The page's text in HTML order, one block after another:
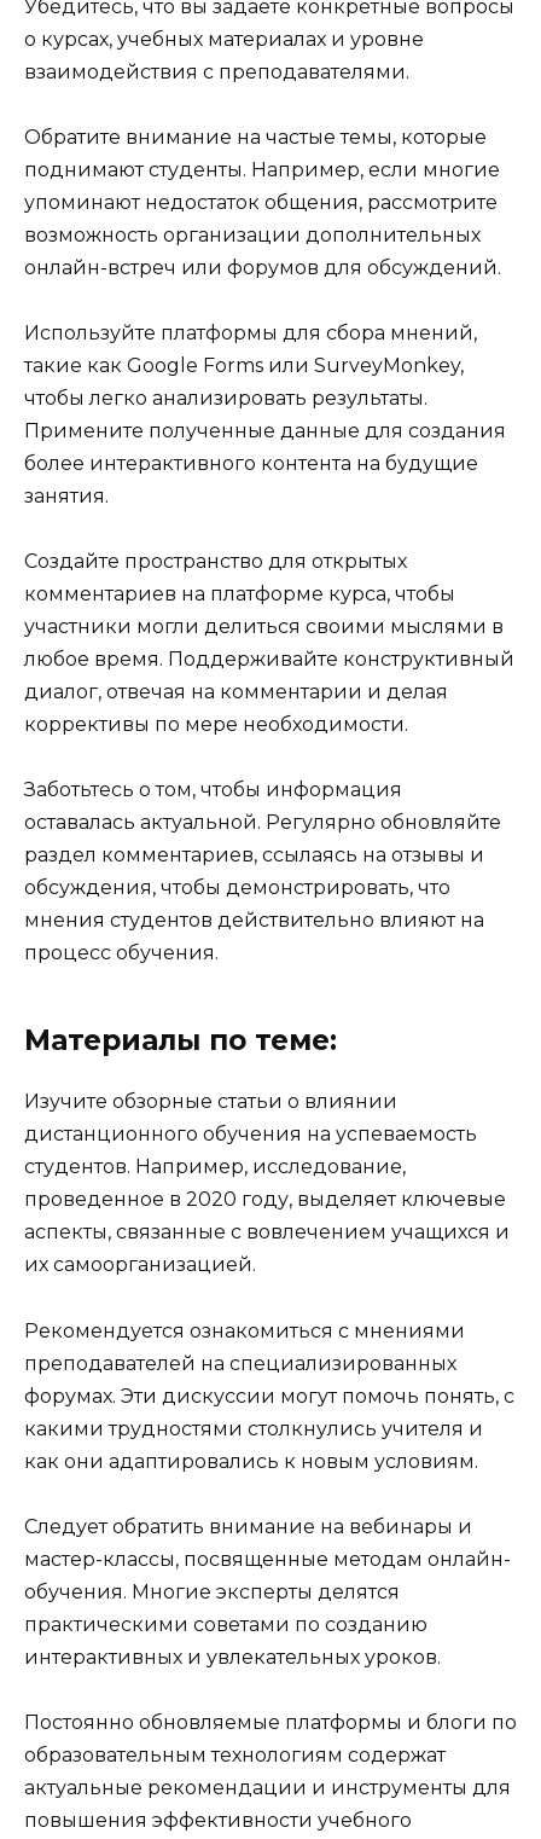
Убедитесь, что вы задаете конкретные вопросы
о курсах, учебных материалах и уровне
взаимодействия с преподавателями.
Обратите внимание на частые темы, которые
поднимают студенты. Например, если многие
упоминают недостаток общения, рассмотрите
возможность организации дополнительных
онлайн-встреч или форумов для обсуждений.
Используйте платформы для сбора мнений,
такие как Google Forms или SurveyMonkey,
чтобы легко анализировать результаты.
Примените полученные данные для создания
более интерактивного контента на будущие
занятия.
Создайте пространство для открытых
комментариев на платформе курса, чтобы
участники могли делиться своими мыслями в
любое время. Поддерживайте конструктивный
диалог, отвечая на комментарии и делая
коррективы по мере необходимости.
Заботьтесь о том, чтобы информация
оставалась актуальной. Регулярно обновляйте
раздел комментариев, ссылаясь на отзывы и
обсуждения, чтобы демонстрировать, что
мнения студентов действительно влияют на
процесс обучения.
Материалы по теме:
Изучите обзорные статьи о влиянии
дистанционного обучения на успеваемость
студентов. Например, исследование,
проведенное в 2020 году, выделяет ключевые
аспекты, связанные с вовлечением учащихся и
их самоорганизацией.
Рекомендуется ознакомиться с мнениями
преподавателей на специализированных
форумах. Эти дискуссии могут помочь понять, с
какими трудностями столкнулись учителя и
как они адаптировались к новым условиям.
Следует обратить внимание на вебинары и
мастер-классы, посвященные методам онлайн-
обучения. Многие эксперты делятся
практическими советами по созданию
интерактивных и увлекательных уроков.
Постоянно обновляемые платформы и блоги по
образовательным технологиям содержат
актуальные рекомендации и инструменты для
повышения эффективности учебного